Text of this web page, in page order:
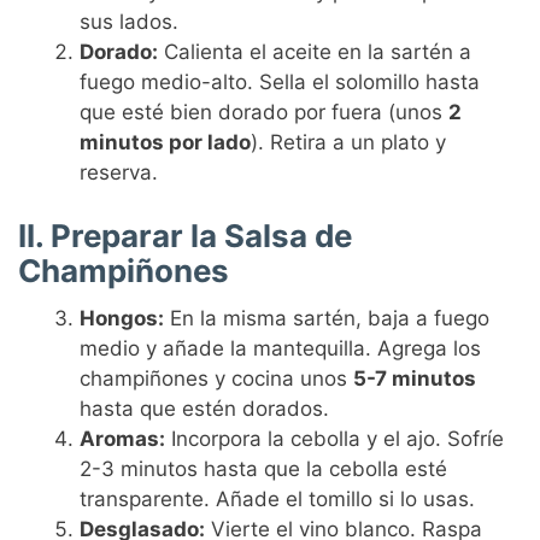
sus lados.
Dorado: Calienta el aceite en la sartén a
fuego medio-alto. Sella el solomillo hasta
que esté bien dorado por fuera (unos 2
minutos por lado). Retira a un plato y
reserva.
II. Preparar la Salsa de
Champiñones
Hongos: En la misma sartén, baja a fuego
medio y añade la mantequilla. Agrega los
champiñones y cocina unos 5-7 minutos
hasta que estén dorados.
Aromas: Incorpora la cebolla y el ajo. Sofríe
2-3 minutos hasta que la cebolla esté
transparente. Añade el tomillo si lo usas.
Desglasado: Vierte el vino blanco. Raspa